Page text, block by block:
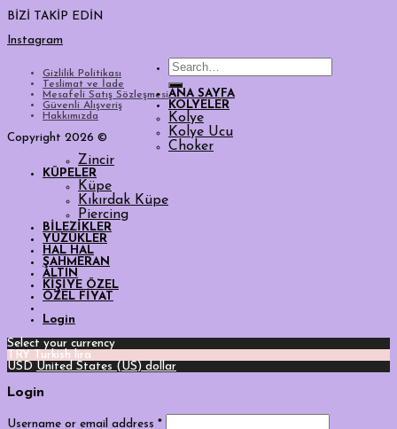
BİZİ TAKİP EDİN
Instagram
Gizlilik Politikası
Teslimat ve İade
Mesafeli Satış Sözleşmesi
Güvenli Alışveriş
Hakkımızda
Copyright 2026 ©
Search
for:
ANA SAYFA
KOLYELER
Kolye
Kolye Ucu
Choker
Zincir
KÜPELER
Küpe
Kıkırdak Küpe
Piercing
BİLEZİKLER
YÜZÜKLER
HAL HAL
ŞAHMERAN
ALTIN
KİŞİYE ÖZEL
ÖZEL FİYAT
Login
Select your currency
TRY
Turkish lira
USD United States (US) dollar
Login
Username or email address *